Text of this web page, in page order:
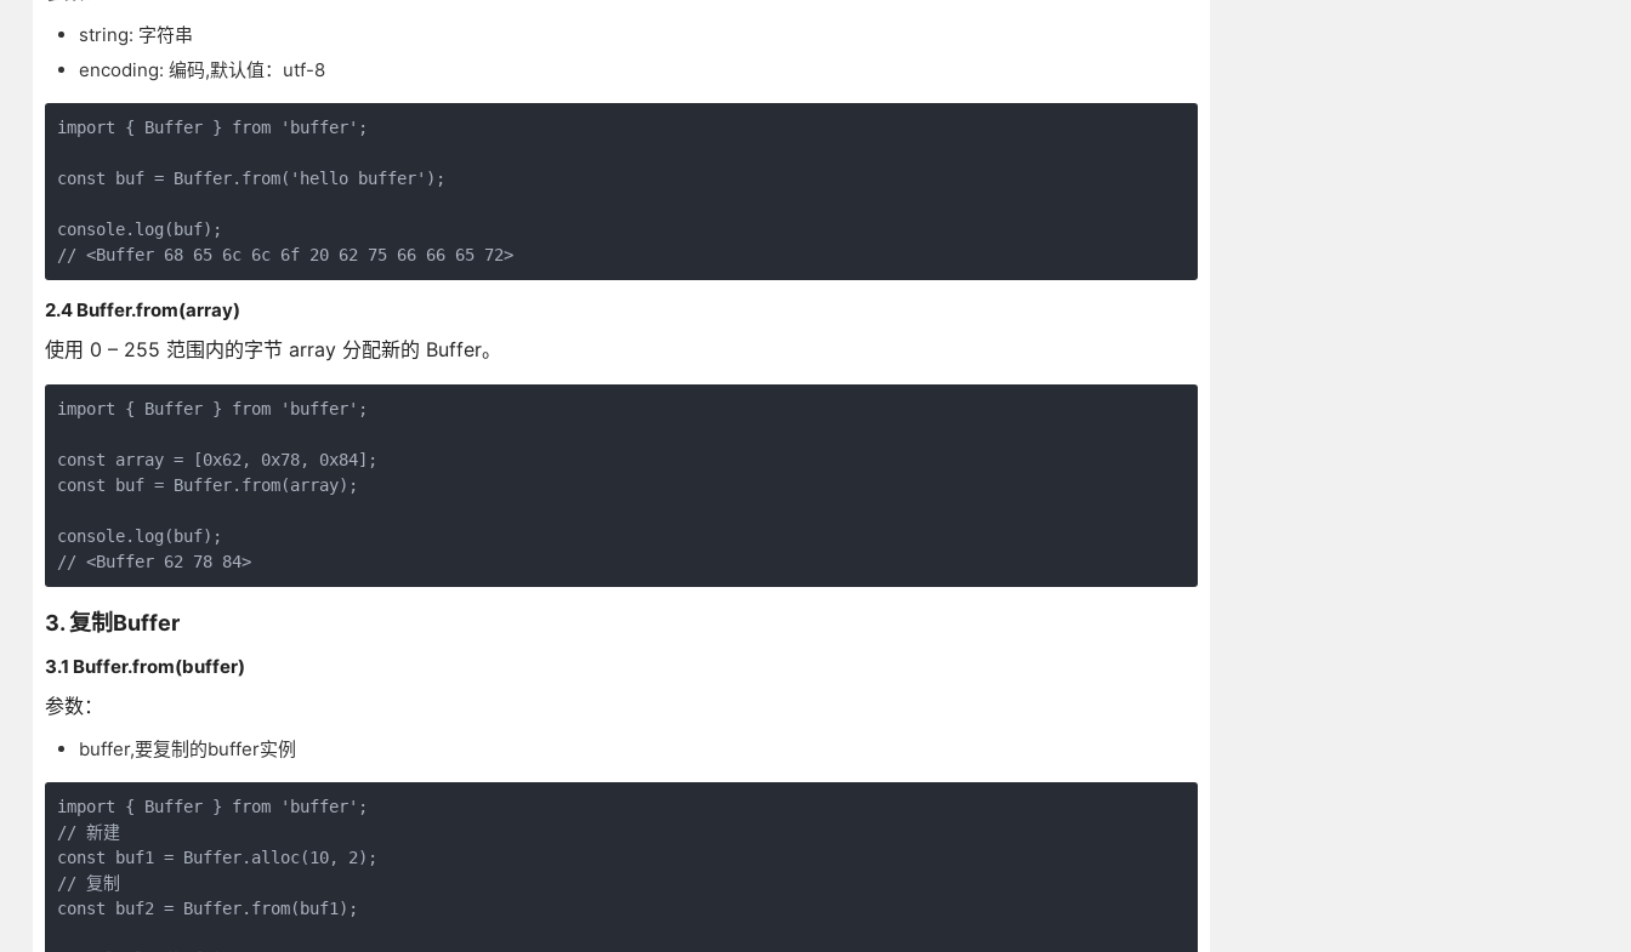
string: 字符串
encoding: 编码,默认值：utf-8
import { Buffer } from 'buffer';
const buf = Buffer.from('hello buffer');
console.log(buf);
// <Buffer 68 65 6c 6c 6f 20 62 75 66 66 65 72>
2.4 Buffer.from(array)
使用 0 – 255 范围内的字节 array 分配新的 Buffer。
import { Buffer } from 'buffer';
const array = [0x62, 0x78, 0x84];
const buf = Buffer.from(array);
console.log(buf);
// <Buffer 62 78 84>
3. 复制Buffer
3.1 Buffer.from(buffer)
参数：
buffer,要复制的buffer实例
import { Buffer } from 'buffer';
// 新建
const buf1 = Buffer.alloc(10, 2);
// 复制
const buf2 = Buffer.from(buf1);